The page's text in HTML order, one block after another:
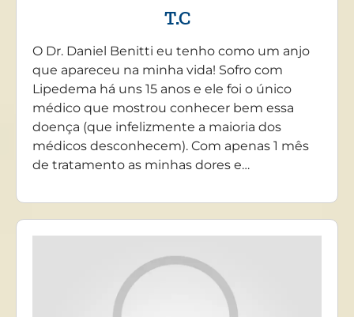
T.C
O Dr. Daniel Benitti eu tenho como um anjo
que apareceu na minha vida! Sofro com
Lipedema há uns 15 anos e ele foi o único
médico que mostrou conhecer bem essa
doença (que infelizmente a maioria dos
médicos desconhecem). Com apenas 1 mês
de tratamento as minhas dores e…